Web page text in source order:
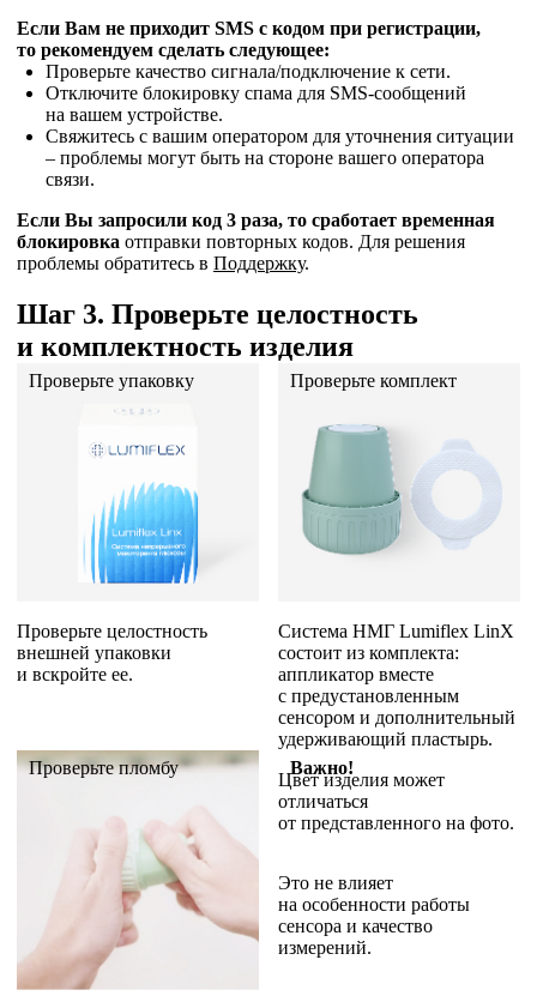
Если Вам не приходит SMS с кодом при регистрации,
то рекомендуем сделать следующее:
Проверьте качество сигнала/подключение к сети.
Отключите блокировку спама для SMS-сообщений
на вашем устройстве.
Свяжитесь с вашим оператором для уточнения ситуации
– проблемы могут быть на стороне вашего оператора
связи.
Если Вы запросили код 3 раза, то сработает временная
блокировка отправки повторных кодов. Для решения
проблемы обратитесь в Поддержку.
Шаг 3. Проверьте целостность
и комплектность изделия
Проверьте упаковку
Проверьте целостность
внешней упаковки
и вскройте ее.
Проверьте комплект
Система НМГ Lumiflex LinX
состоит из комплекта:
аппликатор вместе
с предустановленным
сенсором и дополнительный
удерживающий пластырь.
Проверьте пломбу
Важно!
Цвет изделия может
отличаться
от представленного на фото.
Это не влияет
на особенности работы
сенсора и качество
измерений.